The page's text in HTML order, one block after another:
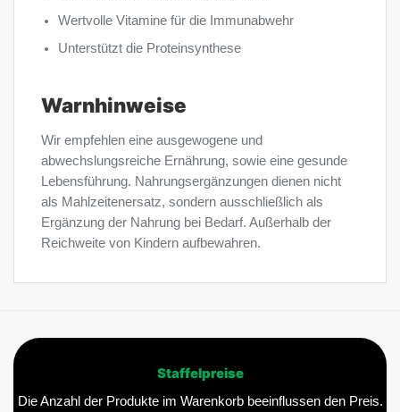
Wertvolle Vitamine für die Immunabwehr
Unterstützt die Proteinsynthese
Warnhinweise
Wir empfehlen eine ausgewogene und
abwechslungsreiche Ernährung, sowie eine gesunde
Lebensführung. Nahrungsergänzungen dienen nicht
als Mahlzeitenersatz, sondern ausschließlich als
Ergänzung der Nahrung bei Bedarf. Außerhalb der
Reichweite von Kindern aufbewahren.
Staffelpreise
Die Anzahl der Produkte im Warenkorb beeinflussen den Preis.